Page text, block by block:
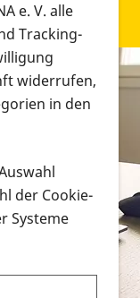
e. V. alle
Tracking-
widerrufen,
in den
der Cookie-
Systeme